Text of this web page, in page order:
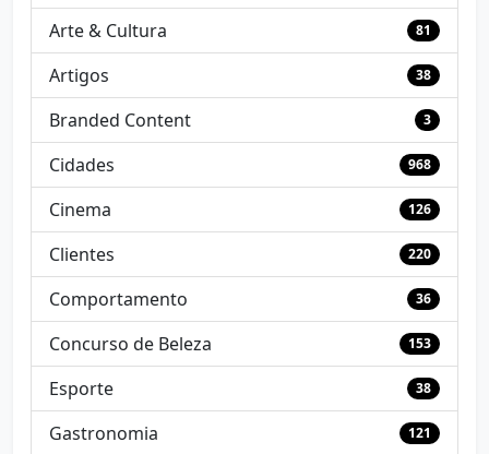
Arte & Cultura 81
Artigos 38
Branded Content 3
Cidades 968
Cinema 126
Clientes 220
Comportamento 36
Concurso de Beleza 153
Esporte 38
Gastronomia 121